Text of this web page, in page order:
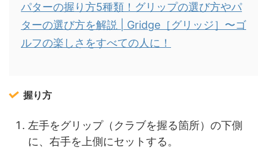
パターの握り方5種類！グリップの選び方やパ
ターの選び方を解説 | Gridge［グリッジ］〜ゴ
ルフの楽しさをすべての人に！
握り方
左手をグリップ（クラブを握る箇所）の下側
に、右手を上側にセットする。